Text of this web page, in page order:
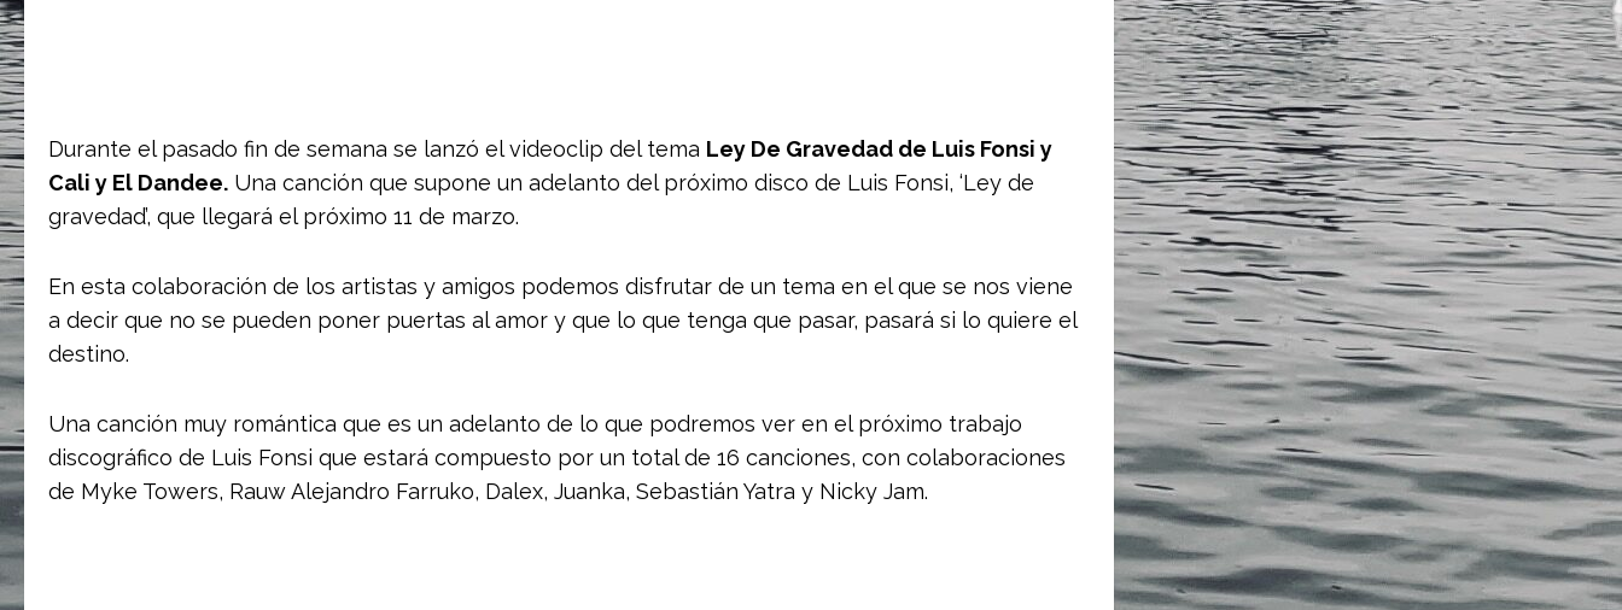
Durante el pasado fin de semana se lanzó el videoclip del tema Ley De Gravedad de Luis Fonsi y
Cali y El Dandee. Una canción que supone un adelanto del próximo disco de Luis Fonsi, ‘Ley de
gravedad’, que llegará el próximo 11 de marzo.
En esta colaboración de los artistas y amigos podemos disfrutar de un tema en el que se nos viene
a decir que no se pueden poner puertas al amor y que lo que tenga que pasar, pasará si lo quiere el
destino.
Una canción muy romántica que es un adelanto de lo que podremos ver en el próximo trabajo
discográfico de Luis Fonsi que estará compuesto por un total de 16 canciones, con colaboraciones
de Myke Towers, Rauw Alejandro Farruko, Dalex, Juanka, Sebastián Yatra y Nicky Jam.